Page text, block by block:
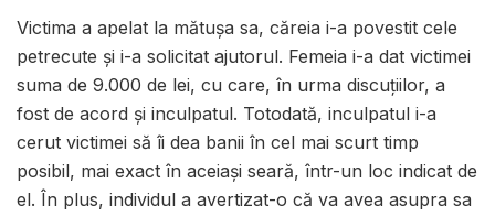
Victima a apelat la mătușa sa, căreia i-a povestit cele
petrecute și i-a solicitat ajutorul. Femeia i-a dat victimei
suma de 9.000 de lei, cu care, în urma discuțiilor, a
fost de acord și inculpatul. Totodată, inculpatul i-a
cerut victimei să îi dea banii în cel mai scurt timp
posibil, mai exact în aceiași seară, într-un loc indicat de
el. În plus, individul a avertizat-o că va avea asupra sa